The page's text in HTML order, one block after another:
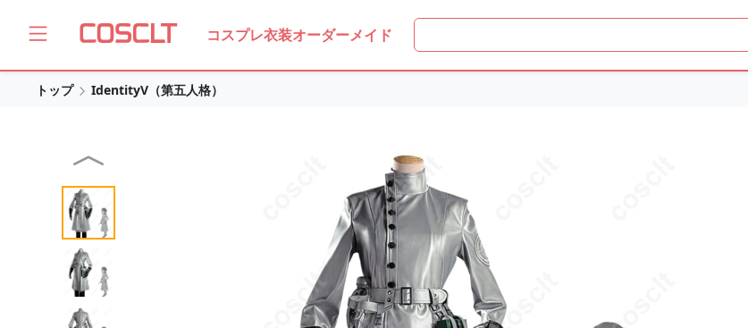
コスプレ衣装オーダーメイド
トップ IdentityV（第五人格）